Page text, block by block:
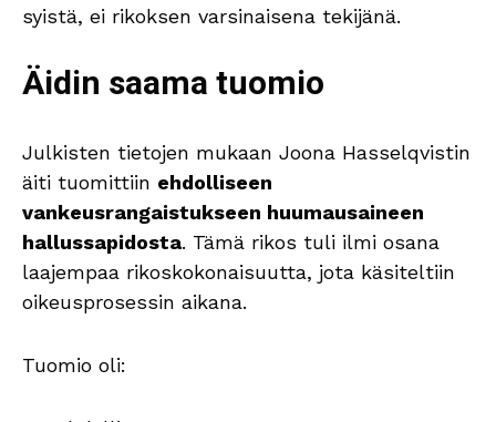
syistä, ei rikoksen varsinaisena tekijänä.
Äidin saama tuomio
Julkisten tietojen mukaan Joona Hasselqvistin
äiti tuomittiin ehdolliseen
vankeusrangaistukseen huumausaineen
hallussapidosta. Tämä rikos tuli ilmi osana
laajempaa rikoskokonaisuutta, jota käsiteltiin
oikeusprosessin aikana.
Tuomio oli: